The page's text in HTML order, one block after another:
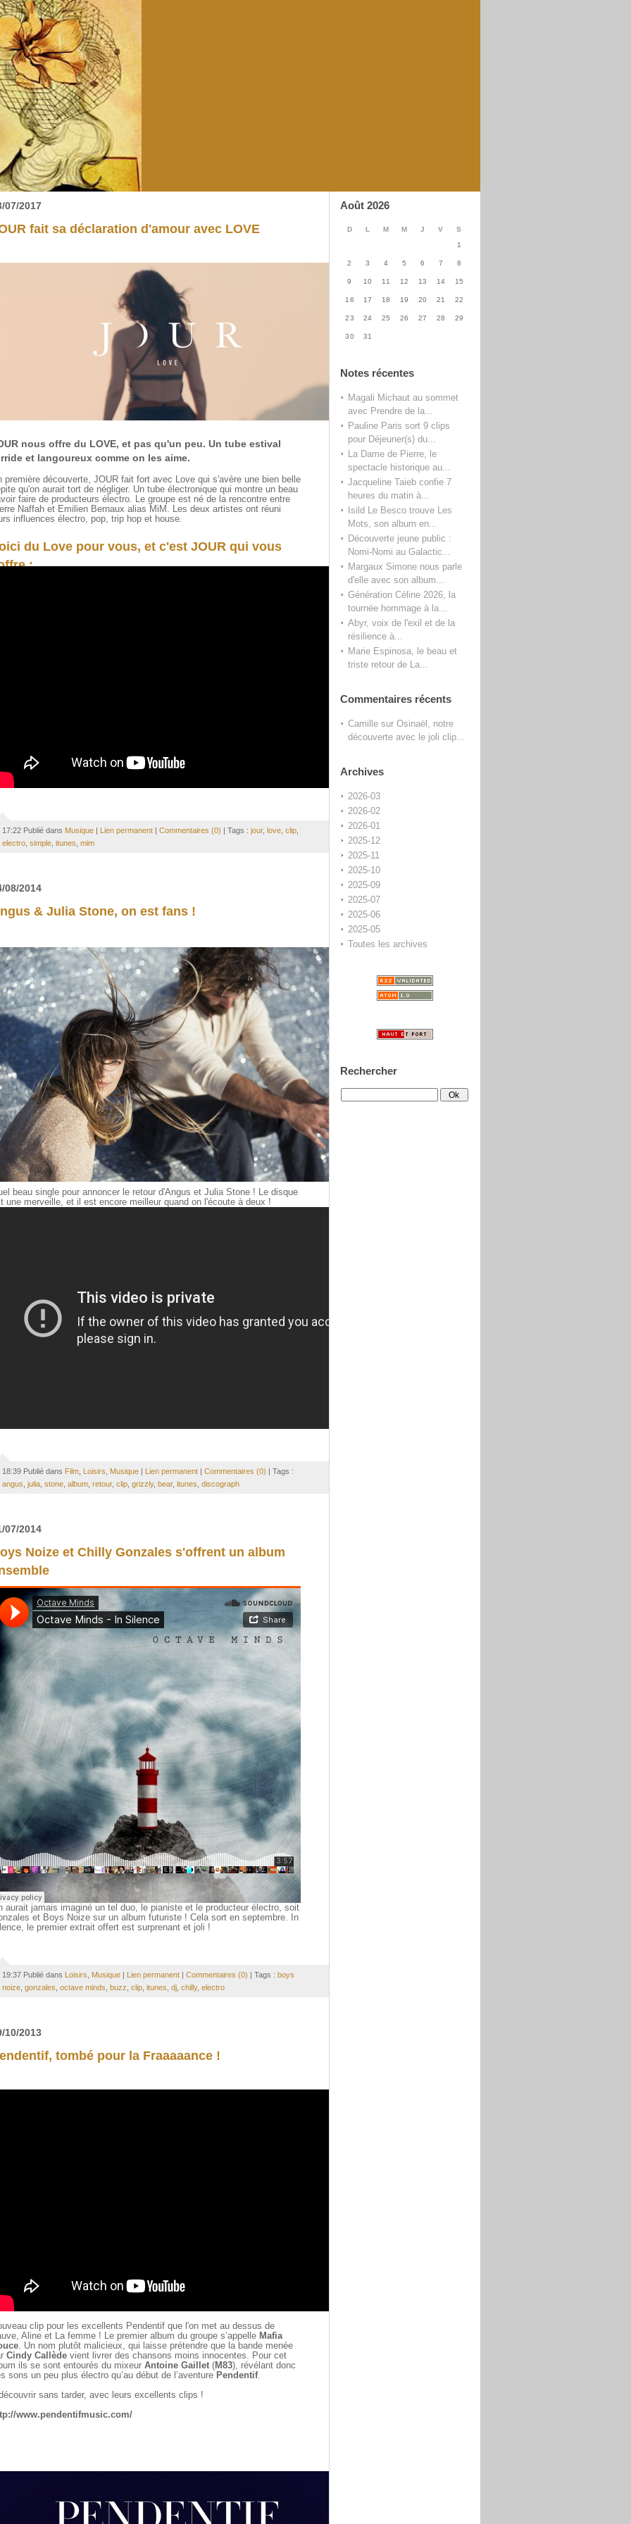
Août 2026
D L M M J V
S
1
2 3 4 5 6 7 8
9 10 11 12 13 14 15
16 17 18 19 20 21 22
23 24 25 26 27 28 29
30 31
Notes récentes
Magali Michaut au sommet
avec Prendre de la...
Pauline Paris sort 9 clips
pour Déjeuner(s) du...
La Dame de Pierre, le
spectacle historique au...
Jacqueline Taieb confie 7
heures du matin à...
Isild Le Besco trouve Les
Mots, son album en...
Découverte jeune public :
Nomi-Nomi au Galactic...
Margaux Simone nous parle
d'elle avec son album...
Génération Céline 2026, la
tournée hommage à la...
Abyr, voix de l'exil et de la
résilience à...
Marie Espinosa, le beau et
triste retour de La...
Commentaires récents
Camillesur Osinaël, notre
découverte avec le joli clip...
Archives
2026-03
2026-02
2026-01
2025-12
2025-11
2025-10
2025-09
2025-07
2025-06
2025-05
Toutes les archives
Rechercher
07/2017
fait sa déclaration d'amour avec LOVE
nous offre du LOVE, et pas qu'un peu. Un tube estival
et langoureux comme on les aime.
première découverte, JOUR fait fort avec Love qui s'avère une bien belle
qu'on aurait tort de négliger. Un tube électronique qui montre un beau
faire de producteurs électro. Le groupe est né de la rencontre entre
Naffah et Emilien Bernaux alias MiM. Les deux artistes ont réuni
influences électro, pop, trip hop et house.
du Love pour vous, et c'est JOUR qui vous
:
17:22 Publié dans Musique| Lien permanent| Commentaires (0) | Tags : jour, love, clip,
electro, simple, itunes mim
08/2014
& Julia Stone, on est fans !
beau single pour annoncer le retour d'Angus et Julia Stone ! Le disque
une merveille, et il est encore meilleur quand on l'écoute à deux !
18:39 Publié dans Film, Loisirs Musique| Lien permanent| Commentaires (0) | Tags :
angus julia, stone, album, retour, clip, grizzly, bear, itunes discograph
07/2014
Noize et Chilly Gonzales s'offrent un album
aurait jamais imaginé un tel duo, le pianiste et le producteur électro, soit
et Boys Noize sur un album futuriste ! Cela sort en septembre. In
le premier extrait offert est surprenant et joli !
19:37 Publié dans Loisirs Musique| Lien permanent| Commentaires (0) | Tags : boys
noize, gonzales octave minds buzz clip, itunes dj, chilly, electro
10/2013
tombé pour la Fraaaaance !
clip pour les excellents Pendentif que l'on met au dessus de
Aline et La femme ! Le premier album du groupe s’appelle Mafia
. Un nom plutôt malicieux, qui laisse prétendre que la bande menée
Cindy Callèdevient livrer des chansons moins innocentes. Pour cet
ils se sont entourés du mixeur Antoine Gaillet(M83), révélant donc
sons un peu plus électro qu’au début de l’aventure Pendentif.
sans tarder, avec leurs excellents clips !
www.pendentifmusic.com/